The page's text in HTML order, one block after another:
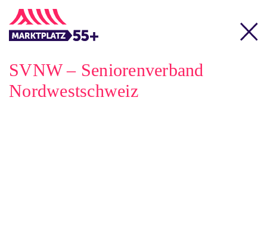
SVNW – Seniorenverband
Nordwestschweiz